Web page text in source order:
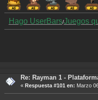
Hago UserBars/Juegos
Re: Rayman 1 -
« Respuesta #101 en: Marzo